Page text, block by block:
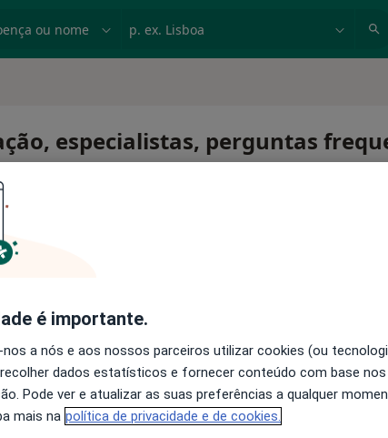
especialistas, perguntas
é importante.
a nós e aos nossos parceiros utilizar cookies (ou
dados estatísticos e fornecer conteúdo com base nos
Pode ver e atualizar as suas preferências a qualquer
mais na política de privacidade e de cookies.